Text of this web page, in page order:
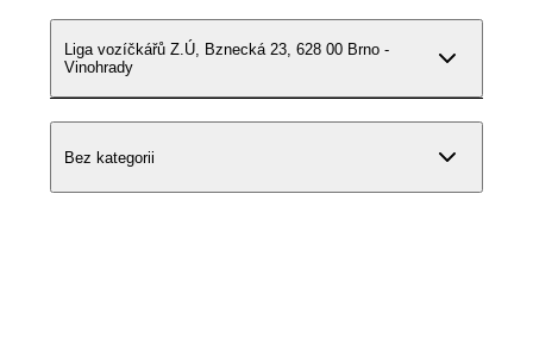
Liga vozíčkářů Z.Ú, Bznecká 23, 628 00 Brno -
Vinohrady
Bez kategorii